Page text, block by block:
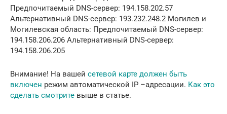
Предпочитаемый DNS-сервер: 194.158.202.57
Альтернативный DNS-сервер: 193.232.248.2 Могилев и
Могилевская область: Предпочитаемый DNS-сервер:
194.158.206.206 Альтернативный DNS-сервер:
194.158.206.205
Внимание! На вашей сетевой карте должен быть
включен режим автоматической IP –адресации. Как это
сделать смотрите выше в статье.